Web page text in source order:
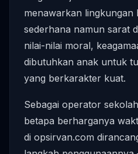
menawarkan lingkungan
sederhana namun sarat
nilai-nilai moral,
dibutuhkan anak untuk
yang berkarakter kuat.
Sebagai operator
betapa berharganya
di opsirvan.com